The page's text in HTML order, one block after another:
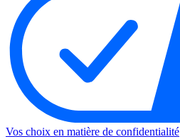
Vos choix en matière de confidentialité